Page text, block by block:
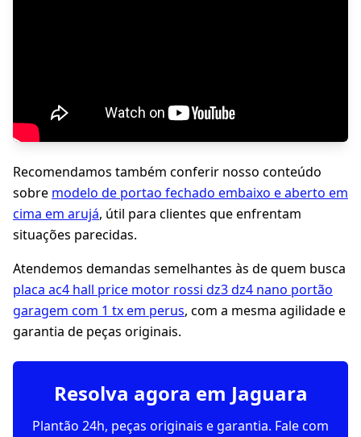
Recomendamos também conferir nosso conteúdo
sobre modelo de portao fechado embaixo e aberto em
cima em arujá, útil para clientes que enfrentam
situações parecidas.
Atendemos demandas semelhantes às de quem busca
placa ac4 hall price motor rossi dz3 dz4 nano portão
garagem com 1 tx em perus, com a mesma agilidade e
garantia de peças originais.
Resolva agora em Jaguara
Plantão 24h, peças originais e garantia. Fale com